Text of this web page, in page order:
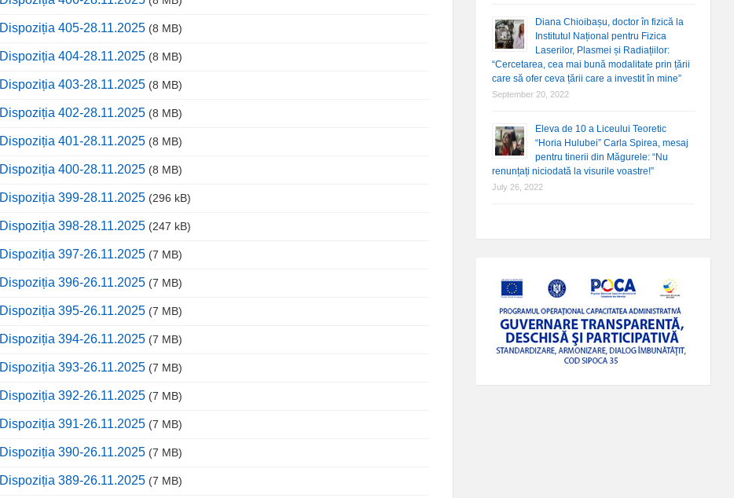
Dispoziția 405-28.11.2025 (8 MB)
Dispoziția 404-28.11.2025 (8 MB)
Dispoziția 403-28.11.2025 (8 MB)
Dispoziția 402-28.11.2025 (8 MB)
Dispoziția 401-28.11.2025 (8 MB)
Dispoziția 400-28.11.2025 (8 MB)
Dispoziția 399-28.11.2025 (296 kB)
Dispoziția 398-28.11.2025 (247 kB)
Dispoziția 397-26.11.2025 (7 MB)
Dispoziția 396-26.11.2025 (7 MB)
Dispoziția 395-26.11.2025 (7 MB)
Dispoziția 394-26.11.2025 (7 MB)
Dispoziția 393-26.11.2025 (7 MB)
Dispoziția 392-26.11.2025 (7 MB)
Dispoziția 391-26.11.2025 (7 MB)
Dispoziția 390-26.11.2025 (7 MB)
Dispoziția 389-26.11.2025 (7 MB)
Diana Chioibașu, doctor în fizică la
Institutul Național pentru Fizica
Laserilor, Plasmei și Radiațiilor:
“Cercetarea, cea mai bună modalitate prin țării
care să ofer ceva țării care a investit în mine”
September 20, 2022
Eleva de 10 a Liceului Teoretic
“Horia Hulubei” Carla Spirea, mesaj
pentru tinerii din Măgurele: “Nu
renunțați niciodată la visurile voastre!”
July 26, 2022